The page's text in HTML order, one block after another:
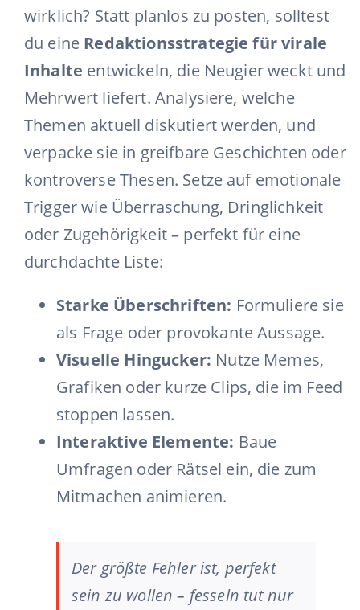
wirklich? Statt planlos zu posten, solltest
du eine Redaktionsstrategie für virale
Inhalte entwickeln, die Neugier weckt und
Mehrwert liefert. Analysiere, welche
Themen aktuell diskutiert werden, und
verpacke sie in greifbare Geschichten oder
kontroverse Thesen. Setze auf emotionale
Trigger wie Überraschung, Dringlichkeit
oder Zugehörigkeit – perfekt für eine
durchdachte Liste:
Starke Überschriften: Formuliere sie
als Frage oder provokante Aussage.
Visuelle Hingucker: Nutze Memes,
Grafiken oder kurze Clips, die im Feed
stoppen lassen.
Interaktive Elemente: Baue
Umfragen oder Rätsel ein, die zum
Mitmachen animieren.
Der größte Fehler ist, perfekt
sein zu wollen – fesseln tut nur